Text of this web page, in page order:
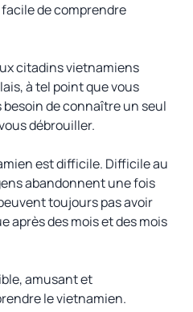
de comprendre
citadins vietnamiens
à tel point que vous
de connaître un seul
débrouiller.
est difficile. Difficile au
abandonnent une fois
toujours pas avoir
après des mois et des mois
amusant et
le vietnamien.